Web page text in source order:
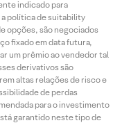
indicado para
política de suitability
opções, são negociados
fixado em data futura,
um prêmio ao vendedor tal
derivativos são
altas relações de risco e
de perdas
para o investimento
garantido neste tipo de